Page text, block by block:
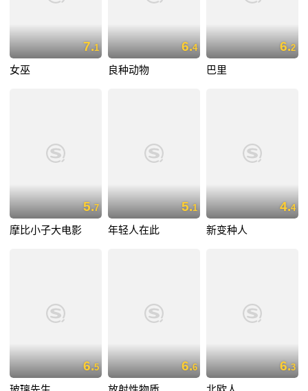
7.1
女巫
6.4
良种动物
6.2
巴里
5.7
摩比小子大电影
5.1
年轻人在此
4.4
新变种人
6.5 6.6 6.3